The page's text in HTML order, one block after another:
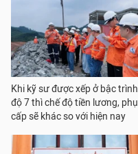
Khi kỹ sư được xếp ở bậc trình
độ 7 thì chế độ tiền lương, phụ
cấp sẽ khác so với hiện nay